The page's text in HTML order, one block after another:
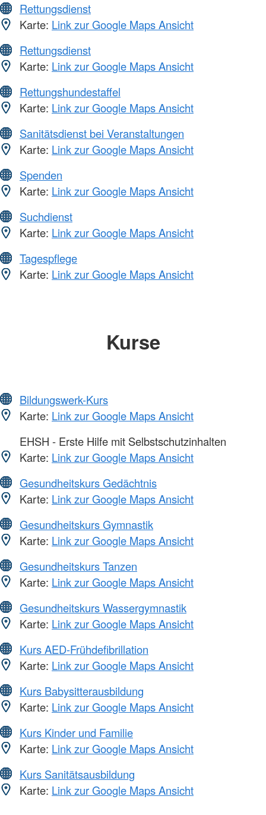
Rettungsdienst
Karte: Link zur Google Maps Ansicht
Rettungsdienst
Karte: Link zur Google Maps Ansicht
Rettungshundestaffel
Karte: Link zur Google Maps Ansicht
Sanitätsdienst bei Veranstaltungen
Karte: Link zur Google Maps Ansicht
Spenden
Karte: Link zur Google Maps Ansicht
Suchdienst
Karte: Link zur Google Maps Ansicht
Tagespflege
Karte: Link zur Google Maps Ansicht
Kurse
Bildungswerk-Kurs
Karte: Link zur Google Maps Ansicht
EHSH - Erste Hilfe mit Selbstschutzinhalten
Karte: Link zur Google Maps Ansicht
Gesundheitskurs Gedächtnis
Karte: Link zur Google Maps Ansicht
Gesundheitskurs Gymnastik
Karte: Link zur Google Maps Ansicht
Gesundheitskurs Tanzen
Karte: Link zur Google Maps Ansicht
Gesundheitskurs Wassergymnastik
Karte: Link zur Google Maps Ansicht
Kurs AED-Frühdefibrillation
Karte: Link zur Google Maps Ansicht
Kurs Babysitterausbildung
Karte: Link zur Google Maps Ansicht
Kurs Kinder und Familie
Karte: Link zur Google Maps Ansicht
Kurs Sanitätsausbildung
Karte: Link zur Google Maps Ansicht